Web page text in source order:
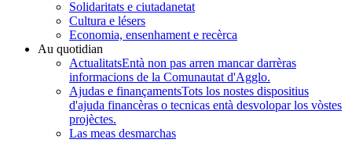
Solidaritats e ciutadanetat
Cultura e lésers
Economia, ensenhament e recèrca
Au quotidian
ActualitatsEntà non pas arren mancar darrèras
informacions de la Comunautat d'Agglo.
Ajudas e finançamentsTots los nostes dispositius
d'ajuda financèras o tecnicas entà desvolopar los vòstes
projèctes.
Las meas desmarchas